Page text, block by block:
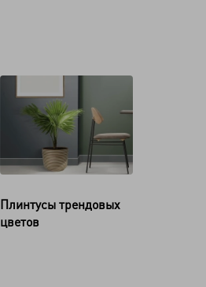
Плинтусы трендовых
цветов